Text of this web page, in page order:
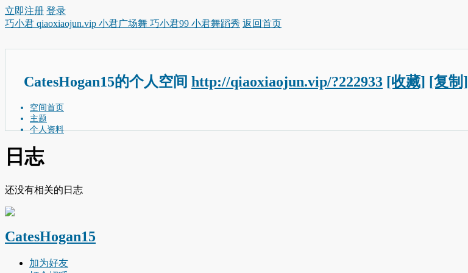
立即注册 登录
巧小君 qiaoxiaojun.vip 小君广场舞 巧小君99 小君舞蹈秀 返回首页
CatesHogan15的个人空间 http://qiaoxiaojun.vip/?222933 [收藏] [复制]
空间首页
主题
个人资料
日志
还没有相关的日志
CatesHogan15
加为好友